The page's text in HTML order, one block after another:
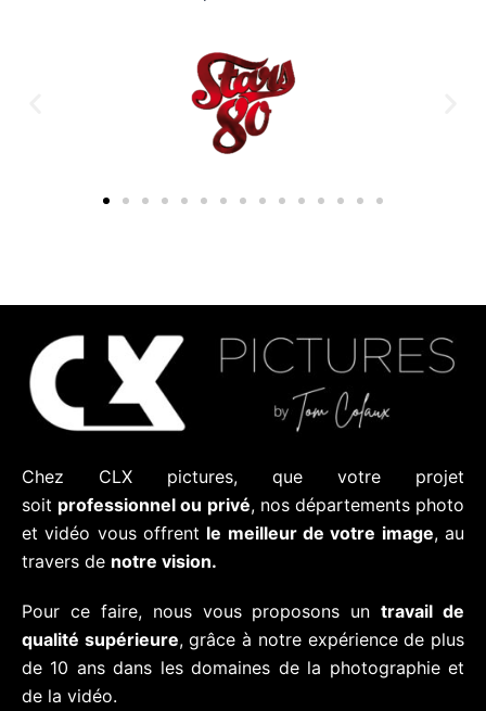
Chez CLX pictures, que votre projet
soit professionnel ou privé, nos départements photo
et vidéo vous offrent le meilleur de votre image, au
travers de notre vision.
Pour ce faire, nous vous proposons untravail de
qualité supérieure, grâce à notre expérience de plus
de 10 ans dans les domaines de la photographie et
de la vidéo.